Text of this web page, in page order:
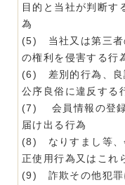
目的と当社が判断す
為
(5) 当社又は第三者
の権利を侵害する行
(6) 差別的行為、良
公序良俗に違反する
(7) 会員情報の登録
届け出る行為
(8) なりすまし等、
正使用行為又はこれ
(9) 詐欺その他犯罪